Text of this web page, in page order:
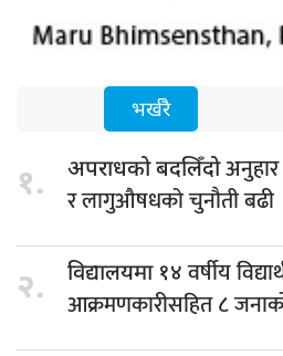
भर्खरै
१. अपराधको बदलिँदो
र लागुऔषधको चुनौती बढी
२. विद्यालयमा १४वर्षीय
आक्रमणकारीसहित ८